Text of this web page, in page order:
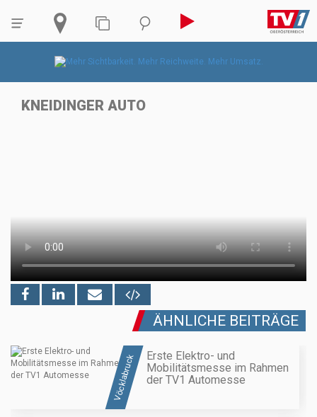
KNEIDINGER AUTO
ÄHNLICHE BEITRÄGE
Vöcklabruck
Erste Elektro- und
Mobilitätsmesse im Rahmen
der TV1 Automesse